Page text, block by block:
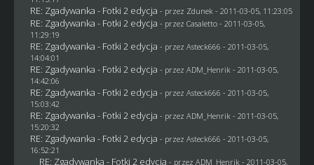
RE: Zgadywanka - Fotki 2 edycja - przez Zdunek - 2011-03-05, 11:23:05
RE: Zgadywanka - Fotki 2 edycja - przez Casaletto- 2011-03-05,
11:29:19
RE: Zgadywanka - Fotki 2 edycja - przez Asteck666 - 2011-03-05,
14:04:01
RE: Zgadywanka - Fotki 2 edycja - przez ADM_Henrik - 2011-03-05,
14:42:06
RE: Zgadywanka - Fotki 2 edycja - przez Asteck666 - 2011-03-05,
15:03:42
RE: Zgadywanka - Fotki 2 edycja - przez ADM_Henrik - 2011-03-05,
15:20:32
RE: Zgadywanka - Fotki 2 edycja - przez Asteck666 - 2011-03-05,
16:52:21
RE: Zgadywanka - Fotki 2 edycja - przez ADM_Henrik - 2011-03-05,